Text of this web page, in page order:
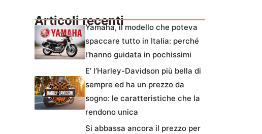
Articoli recentiYamaha, il modello che poteva
spaccare tutto in Italia: perché
l’hanno guidata in pochissimi
E’ l’Harley-Davidson più bella di
sempre ed ha un prezzo da
sogno: le caratteristiche che la
rendono unica
Si abbassa ancora il prezzo per